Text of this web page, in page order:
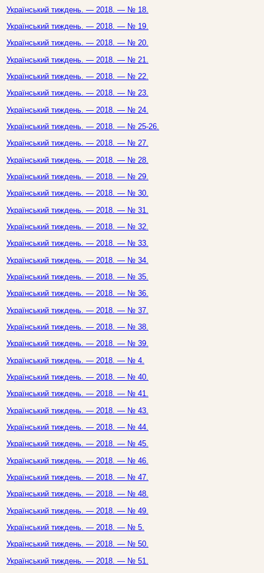
Український тиждень. — 2018. — № 18.
Український тиждень. — 2018. — № 19.
Український тиждень. — 2018. — № 20.
Український тиждень. — 2018. — № 21.
Український тиждень. — 2018. — № 22.
Український тиждень. — 2018. — № 23.
Український тиждень. — 2018. — № 24.
Український тиждень. — 2018. — № 25-26.
Український тиждень. — 2018. — № 27.
Український тиждень. — 2018. — № 28.
Український тиждень. — 2018. — № 29.
Український тиждень. — 2018. — № 30.
Український тиждень. — 2018. — № 31.
Український тиждень. — 2018. — № 32.
Український тиждень. — 2018. — № 33.
Український тиждень. — 2018. — № 34.
Український тиждень. — 2018. — № 35.
Український тиждень. — 2018. — № 36.
Український тиждень. — 2018. — № 37.
Український тиждень. — 2018. — № 38.
Український тиждень. — 2018. — № 39.
Український тиждень. — 2018. — № 4.
Український тиждень. — 2018. — № 40.
Український тиждень. — 2018. — № 41.
Український тиждень. — 2018. — № 43.
Український тиждень. — 2018. — № 44.
Український тиждень. — 2018. — № 45.
Український тиждень. — 2018. — № 46.
Український тиждень. — 2018. — № 47.
Український тиждень. — 2018. — № 48.
Український тиждень. — 2018. — № 49.
Український тиждень. — 2018. — № 5.
Український тиждень. — 2018. — № 50.
Український тиждень. — 2018. — № 51.